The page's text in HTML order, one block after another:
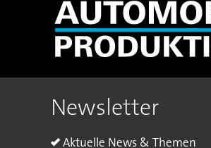
Newsletter
Aktuelle News & Themen